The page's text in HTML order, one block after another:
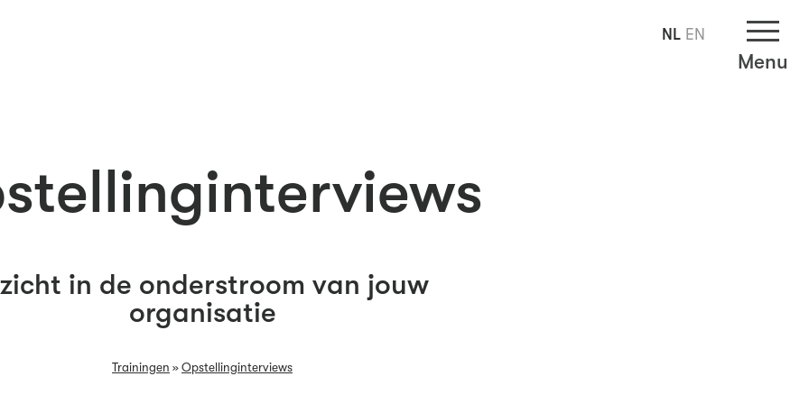
Menu
in de onderstroom van jouw
organisatie
Trainingen » Opstellinginterviews
NL EN